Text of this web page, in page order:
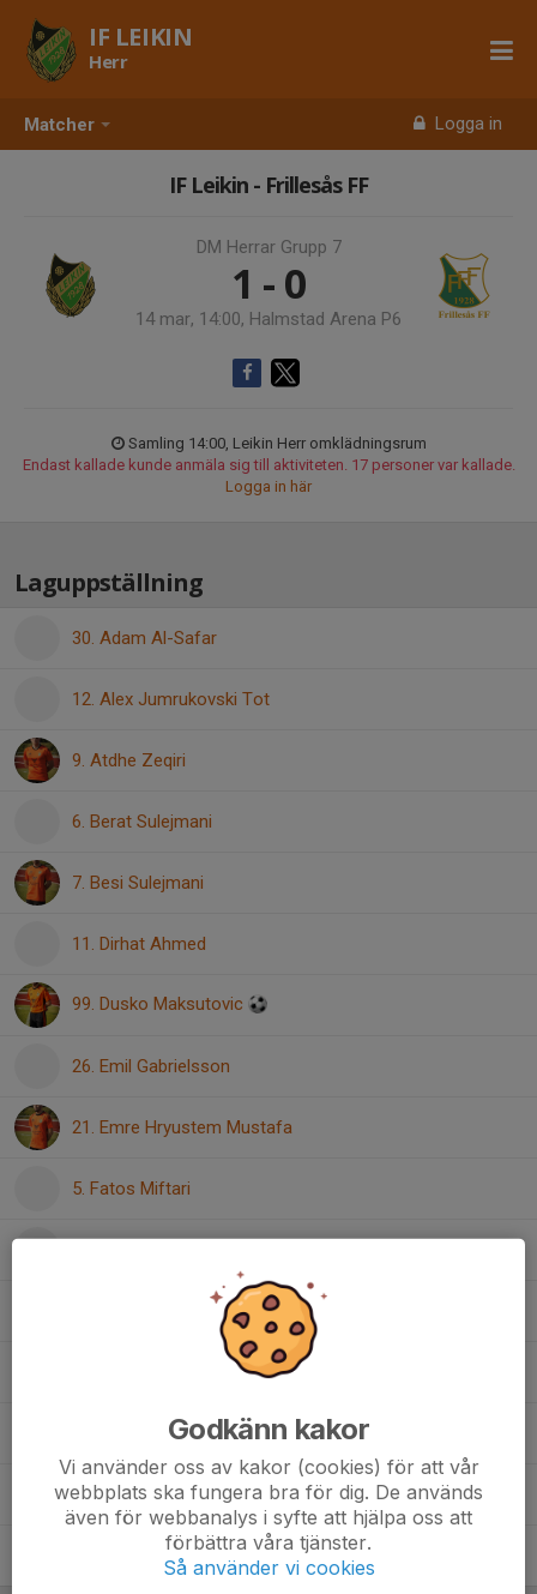
Matcher Logga in
IF LEIKIN
Herr
IF Leikin - Frillesås FF
DM Herrar Grupp 7
1 - 0
14 mar, 14:00, Halmstad Arena P6
Samling 14:00, Leikin Herr omklädningsrum
Endast kallade kunde anmäla sig till aktiviteten. 17 personer var kallade.
Logga in här
Laguppställning
30. Adam Al-Safar
12. Alex Jumrukovski Tot
9. Atdhe Zeqiri
6. Berat Sulejmani
7. Besi Sulejmani
11. Dirhat Ahmed
99. Dusko Maksutovic
26. Emil Gabrielsson
21. Emre Hryustem Mustafa
5. Fatos Miftari
17. Hamodi Wasmy
1. Noah Lönn
25. Oliver Grundström
10. Raikan Taher
Godkänn kakor
Vi använder oss av kakor (cookies) för att vår
webbplats ska fungera bra för dig. De används
även för webbanalys i syfte att hjälpa oss att
förbättra våra tjänster.
Så använder vi cookies